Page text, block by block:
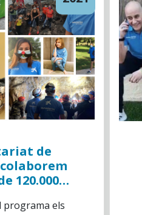
de
120.000
programa els